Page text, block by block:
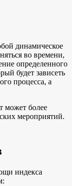
динамическое
во времени,
определенного
будет зависеть
процесса, а
может более
мероприятий.
индекса